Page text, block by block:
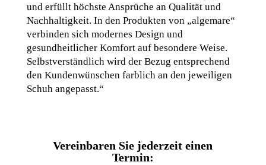
und erfüllt höchste Ansprüche an Qualität und
Nachhaltigkeit. In den Produkten von „algemare“
verbinden sich modernes Design und
gesundheitlicher Komfort auf besondere Weise.
Selbstverständlich wird der Bezug entsprechend
den Kundenwünschen farblich an den jeweiligen
Schuh angepasst.“
Vereinbaren Sie jederzeit einen
Termin: